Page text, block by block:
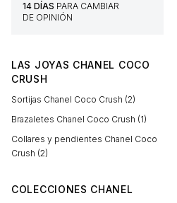
14 DÍAS PARA CAMBIAR
DE OPINIÓN
LAS JOYAS CHANEL COCO
CRUSH
Sortijas Chanel Coco Crush (2)
Brazaletes Chanel Coco Crush (1)
Collares y pendientes Chanel Coco
Crush (2)
COLECCIONES CHANEL